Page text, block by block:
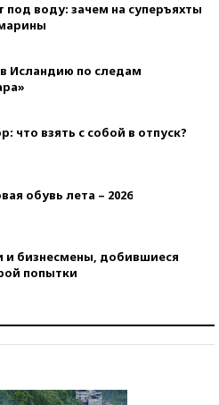
под воду: зачем на суперъяхты
Исландию по следам
что взять с собой в отпуск?
обувь лета – 2026
и бизнесмены, добившиеся
попытки